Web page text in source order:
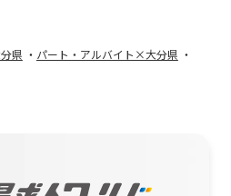
県
パート・アルバイト×大分県